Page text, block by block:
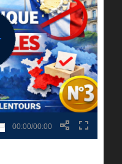
00:00/00:00